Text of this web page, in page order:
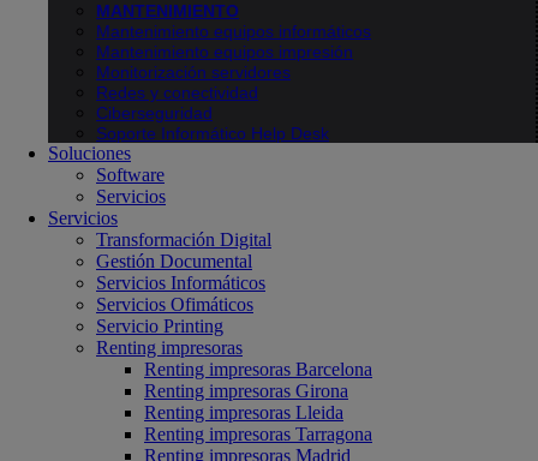
MANTENIMIENTO
Mantenimiento equipos informáticos
Mantenimiento equipos impresión
Monitorización servidores
Redes y conectividad
Ciberseguridad
Soporte Informático Help Desk
Soluciones
Software
Servicios
Servicios
Transformación Digital
Gestión Documental
Servicios Informáticos
Servicios Ofimáticos
Servicio Printing
Renting impresoras
Renting impresoras Barcelona
Renting impresoras Girona
Renting impresoras Lleida
Renting impresoras Tarragona
Renting impresoras Madrid